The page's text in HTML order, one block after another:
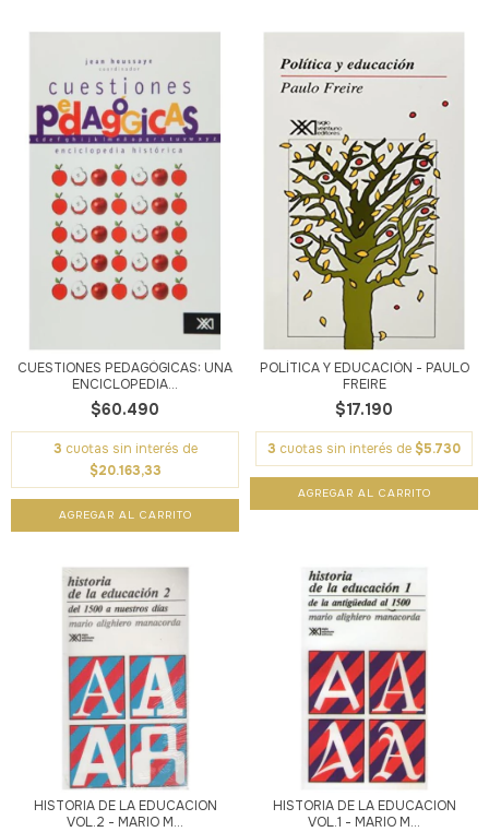
CUESTIONES PEDAGÓGICAS: UNA
ENCICLOPEDIA...
$60.490
3 cuotas sin interés de
$20.163,33
POLÍTICA Y EDUCACIÓN - PAULO
FREIRE
$17.190
3 cuotas sin interés de $5.730
HISTORIA DE LA EDUCACION
VOL.2 - MARIO M...
HISTORIA DE LA EDUCACION
VOL.1 - MARIO M...